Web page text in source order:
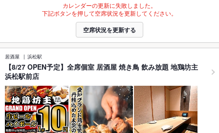
カレンダーの更新に失敗しました。
下記ボタンを押して空席状況を更新してください。
空席状況を更新する
居酒屋 浜松駅
【8/27 OPEN予定】全席個室 居酒屋 焼き鳥 飲み放題 地鶏坊主
浜松駅前店